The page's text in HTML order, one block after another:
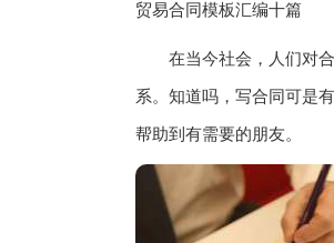
贸易合同模板汇编十篇
在当今社会，人们对合
系。知道吗，写合同可是
帮助到有需要的朋友。